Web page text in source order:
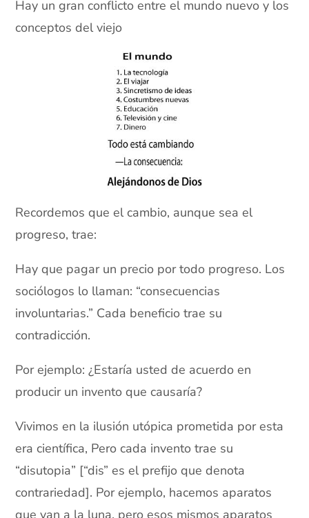
Hay un gran conflicto entre el mundo nuevo y los
conceptos del viejo
Recordemos que el cambio, aunque sea el
progreso, trae:
Hay que pagar un precio por todo progreso. Los
sociólogos lo llaman: “consecuencias
involuntarias.” Cada beneficio trae su
contradicción.
Por ejemplo: ¿Estaría usted de acuerdo en
producir un invento que causaría?
Vivimos en la ilusión utópica prometida por esta
era científica, Pero cada invento trae su
“disutopia” [“dis” es el prefijo que denota
contrariedad]. Por ejemplo, hacemos aparatos